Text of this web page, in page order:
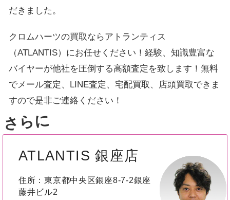
だきました。
クロムハーツの買取ならアトランティス
（ATLANTIS）にお任せください！経験、知識豊富な
バイヤーが他社を圧倒する高額査定を致します！無料
でメール査定、LINE査定、宅配買取、店頭買取できま
すので是非ご連絡ください！
ATLANTIS 銀座店
住所：東京都中央区銀座8-7-2銀座
藤井ビル2
さらに